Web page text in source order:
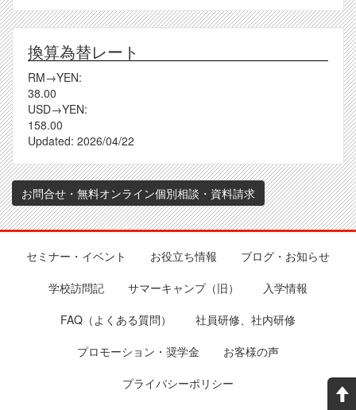
換算為替レート
RM→YEN:
38.00
USD→YEN:
158.00
Updated: 2026/04/22
お問合せ・無料オンライン個別相談・資料請求
Footerセミナー・イベント お役立ち情報
ブログ・お知らせ
学校訪問記
サマーキャンプ（旧）
入学情報
FAQ（よくある質問）
社員研修、社内研修
プロモーション・奨学金
お客様の声
プライバシーポリシー